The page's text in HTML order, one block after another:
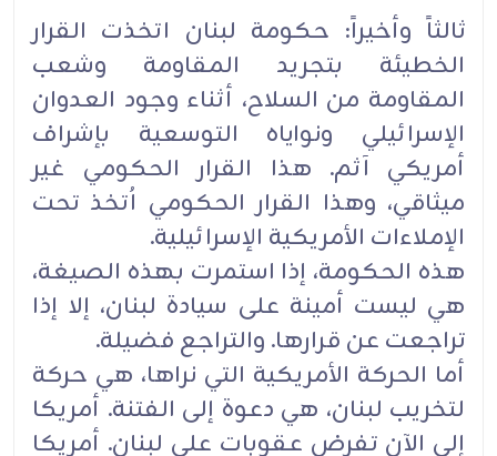
ثالثاً وأخيراً: حكومة لبنان اتخذت القرار
الخطيئة بتجريد المقاومة وشعب
المقاومة من السلاح، أثناء وجود العدوان
‏الإسرائيلي ونواياه التوسعية بإشراف
أمريكي آثم. هذا القرار الحكومي غير
ميثاقي، وهذا القرار الحكومي اُتخذ تحت
‏الإملاءات الأمريكية الإسرائيلية‎.‎
هذه الحكومة، إذا استمرت بهذه الصيغة،
هي ليست أمينة على سيادة لبنان، إلا إذا
تراجعت عن قرارها. والتراجع ‏فضيلة‎.‎
أما الحركة الأمريكية التي نراها، هي حركة
لتخريب لبنان، هي دعوة إلى الفتنة. أمريكا
إلى الآن تفرض عقوبات على ‏لبنان. أمريكا